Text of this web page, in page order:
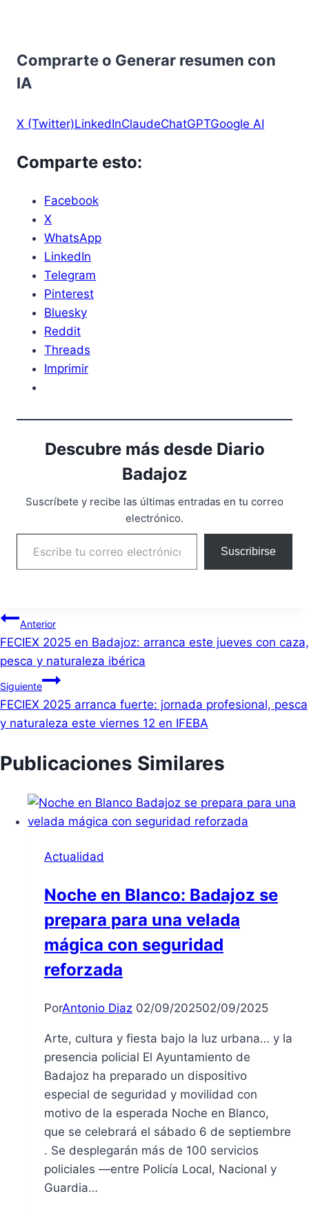
Comprarte o Generar resumen con
IA
X (Twitter)LinkedInClaudeChatGPTGoogle AI
Comparte esto:
Facebook
X
WhatsApp
LinkedIn
Telegram
Pinterest
Bluesky
Reddit
Threads
Imprimir
Descubre más desde Diario
Badajoz
Suscríbete y recibe las últimas entradas en tu correo
electrónico.
Escribe tu correo electrónico…
Suscribirse
Navegación
de
entradas
Anterior
FECIEX 2025 en Badajoz: arranca este jueves con caza,
pesca y naturaleza ibérica
Siguiente
FECIEX 2025 arranca fuerte: jornada profesional, pesca
y naturaleza este viernes 12 en IFEBA
Publicaciones Similares
Actualidad
Noche en Blanco: Badajoz se
prepara para una velada
mágica con seguridad
reforzada
PorAntonio Diaz 02/09/202502/09/2025
Arte, cultura y fiesta bajo la luz urbana… y la
presencia policial El Ayuntamiento de
Badajoz ha preparado un dispositivo
especial de seguridad y movilidad con
motivo de la esperada Noche en Blanco,
que se celebrará el sábado 6 de septiembre
. Se desplegarán más de 100 servicios
policiales —entre Policía Local, Nacional y
Guardia…